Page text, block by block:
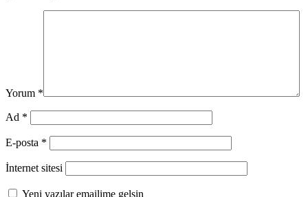
Yorum *
Ad *
E-posta *
İnternet sitesi
Yeni yazılar emailime gelsin